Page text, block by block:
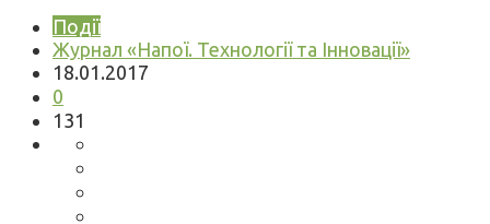
Події
Журнал «Напої. Технології та Інновації»
18.01.2017
0
131